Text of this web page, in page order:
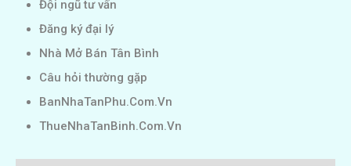
Đội ngũ tư vấn
Đăng ký đại lý
Nhà Mở Bán Tân Bình
Câu hỏi thường gặp
BanNhaTanPhu.Com.Vn
ThueNhaTanBinh.Com.Vn